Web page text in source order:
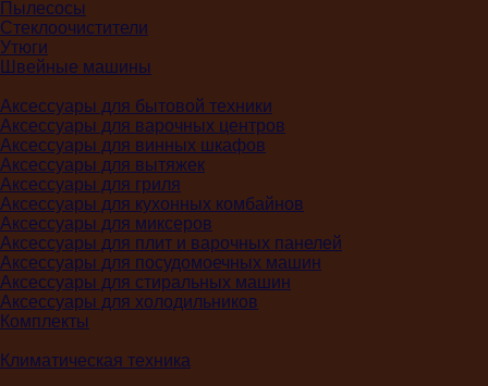
Пылесосы
Стеклоочистители
Утюги
Швейные машины
Аксессуары для бытовой техники
Аксессуары для варочных центров
Аксессуары для винных шкафов
Аксессуары для вытяжек
Аксессуары для гриля
Аксессуары для кухонных комбайнов
Аксессуары для миксеров
Аксессуары для плит и варочных панелей
Аксессуары для посудомоечных машин
Аксессуары для стиральных машин
Аксессуары для холодильников
Комплекты
Климатическая техника